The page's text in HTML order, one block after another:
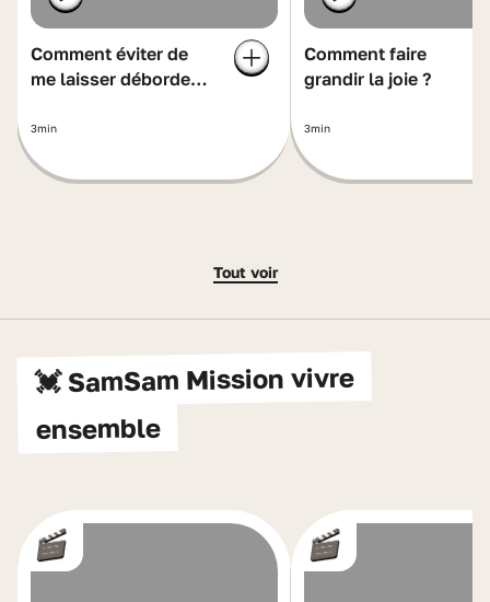
Comment éviter de
me laisser déborder
3min
Comment faire
grandir la joie ?
3min
Tout voir
💓 SamSam Mission vivre
ensemble